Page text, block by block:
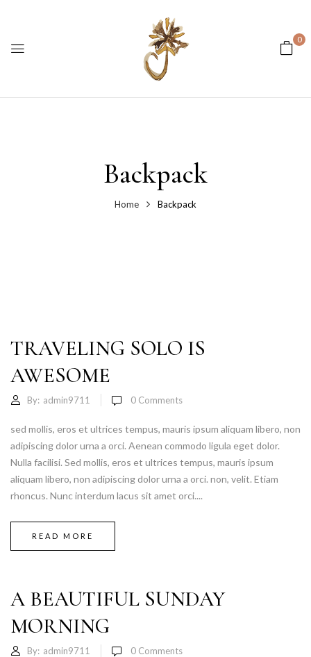
0
Backpack
Home Backpack
TRAVELING SOLO IS
AWESOME
By: admin9711 0 Comments
sed mollis, eros et ultrices tempus, mauris ipsum aliquam libero, non
adipiscing dolor urna a orci. Aenean commodo ligula eget dolor.
Nulla facilisi. Sed mollis, eros et ultrices tempus, mauris ipsum
aliquam libero, non adipiscing dolor urna a orci. non, velit. Etiam
rhoncus. Nunc interdum lacus sit amet orci....
READ MORE
A BEAUTIFUL SUNDAY
MORNING
By: admin9711 0 Comments